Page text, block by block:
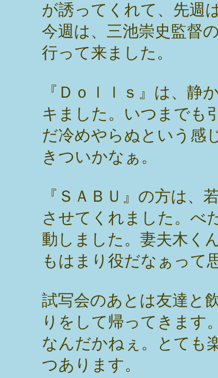
が誘ってくれて、先週
今週は、三池崇史監督
行って来ました。
『Ｄｏｌｌｓ』は、静
キました。いつまでも
だ冷めやらぬという感
きついかなぁ。
『ＳＡＢＵ』の方は、
させてくれました。べ
動しました。妻夫木く
もはまり役だなぁって
試写会のあとは友達と
りをして帰ってきます
なんだかねぇ。とても
つあります。